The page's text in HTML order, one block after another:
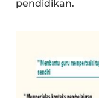
pendidikan.